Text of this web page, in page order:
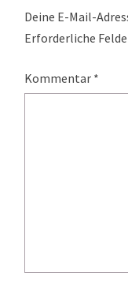
Deine E-Mail-
Erforderliche
Kommentar *